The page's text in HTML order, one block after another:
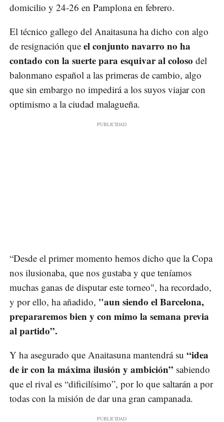
domicilio y 24-26 en Pamplona en febrero.
El técnico gallego del Anaitasuna ha dicho con algo
de resignación que el conjunto navarro no ha
contado con la suerte para esquivar al coloso del
balonmano español a las primeras de cambio, algo
que sin embargo no impedirá a los suyos viajar con
optimismo a la ciudad malagueña.
“Desde el primer momento hemos dicho que la Copa
nos ilusionaba, que nos gustaba y que teníamos
muchas ganas de disputar este torneo", ha recordado,
y por ello, ha añadido, "aun siendo el Barcelona,
prepararemos bien y con mimo la semana previa
al partido”.
Y ha asegurado que Anaitasuna mantendrá su “idea
de ir con la máxima ilusión y ambición” sabiendo
que el rival es “dificilísimo”, por lo que saltarán a por
todas con la misión de dar una gran campanada.